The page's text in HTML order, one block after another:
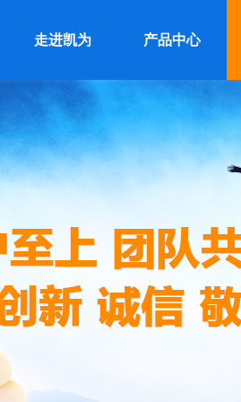
走进凯为 产品中心